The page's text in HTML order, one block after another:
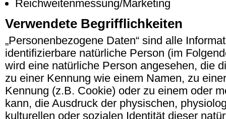
Reichweitenmessung/Marketing
Verwendete Begrifflichkeiten
„Personenbezogene Daten“ sind alle
identifizierbare natürliche Person (im
wird eine natürliche Person angesehen, die
zu einer Kennung wie einem Namen, zu
Kennung (z.B. Cookie) oder zu einem oder
kann, die Ausdruck der physischen,
kulturellen oder sozialen Identität dieser